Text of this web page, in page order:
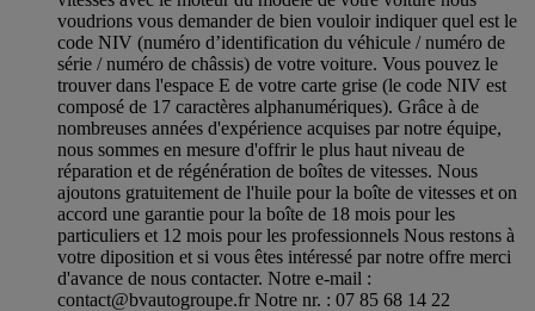
voudrions vous demander de bien vouloir indiquer quel est le
code NIV (numéro d’identification du véhicule / numéro de
série / numéro de châssis) de votre voiture. Vous pouvez le
trouver dans l'espace E de votre carte grise (le code NIV est
composé de 17 caractères alphanumériques). Grâce à de
nombreuses années d'expérience acquises par notre équipe,
nous sommes en mesure d'offrir le plus haut niveau de
réparation et de régénération de boîtes de vitesses. Nous
ajoutons gratuitement de l'huile pour la boîte de vitesses et on
accord une garantie pour la boîte de 18 mois pour les
particuliers et 12 mois pour les professionnels Nous restons à
votre diposition et si vous êtes intéressé par notre offre merci
d'avance de nous contacter. Notre e-mail :
contact@bvautogroupe.frNotre nr. : 07 85 68 14 22